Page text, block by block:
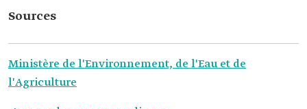
Sources
Ministère de l'Environnement, de l'Eau et de
l'Agriculture